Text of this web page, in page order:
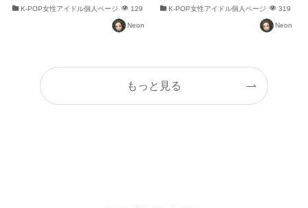
K-POP女性アイドル個人ページ
129
Neon
K-POP女性アイドル個人ページ
319
Neon
もっと見る